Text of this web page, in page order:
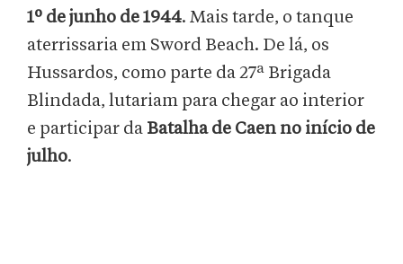
1º de junho de 1944. Mais tarde, o tanque
aterrissaria em Sword Beach. De lá, os
Hussardos, como parte da 27ª Brigada
Blindada, lutariam para chegar ao interior
e participar da Batalha de Caen no início de
julho.